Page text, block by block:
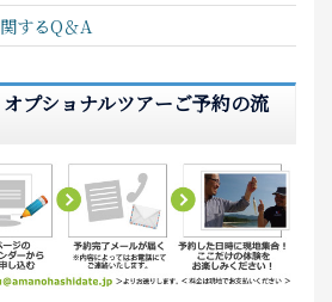
するQ＆A
プショナルツアーご予約の流